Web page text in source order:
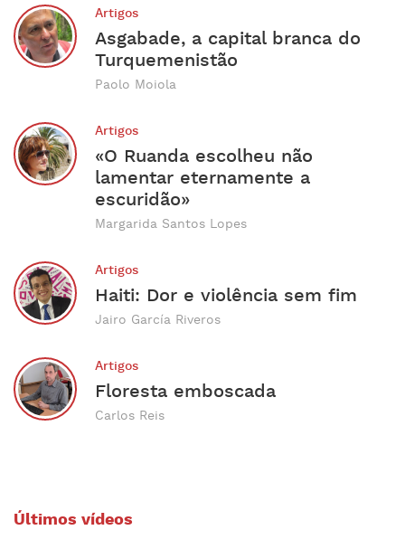
Artigos
Asgabade, a capital branca do
Turquemenistão
Paolo Moiola
Artigos
«O Ruanda escolheu não
lamentar eternamente a
escuridão»
Margarida Santos Lopes
Artigos
Haiti: Dor e violência sem fim
Jairo García Riveros
Artigos
Floresta emboscada
Carlos Reis
Últimos vídeos